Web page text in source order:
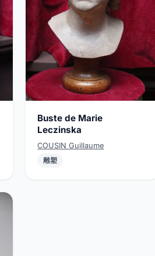
Buste de Marie
Leczinska
COUSIN Guillaume
雕塑